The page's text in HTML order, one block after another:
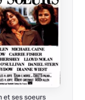
et ses soeurs